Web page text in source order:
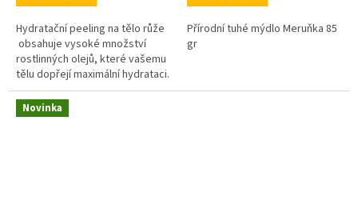
Hydratační peeling na tělo růže
obsahuje vysoké množství
rostlinných olejů, které vašemu
tělu dopřejí maximální hydrataci.
Přírodní tuhé mýdlo Meruňka 85
gr
Novinka